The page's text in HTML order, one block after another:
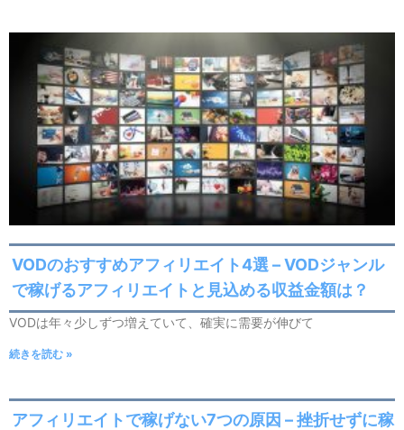
VODのおすすめアフィリエイト4選 – VODジャンル
で稼げるアフィリエイトと見込める収益金額は？
VODは年々少しずつ増えていて、確実に需要が伸びて
続きを読む »
アフィリエイトで稼げない7つの原因 – 挫折せずに稼